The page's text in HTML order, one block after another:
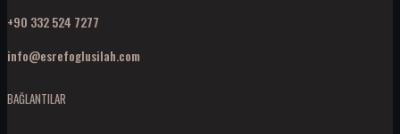
+90 332 524 7277
info@esrefoglusilah.com
BAĞLANTILAR